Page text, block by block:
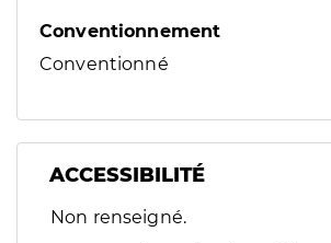
Conventionnement
Conventionné
ACCESSIBILITÉ
Filtres
Sélectionnez un ou plusieurs
Non renseigné.